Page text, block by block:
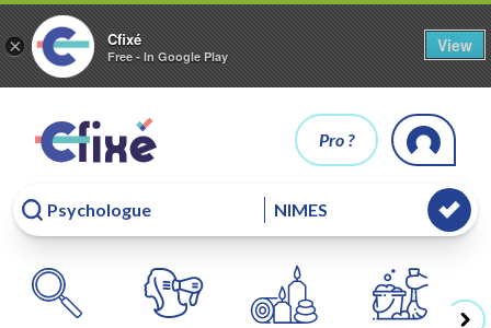
× Cfixé
Free - In Google Play
View
Pro ?